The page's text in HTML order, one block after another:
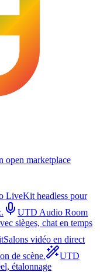
open marketplace
LiveKit headless pour
UTD Audio Room
sièges, chat en temps
Salons vidéo en direct
de scène.
UTD
étalonnage